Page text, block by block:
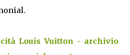
Louis Vuitton - archivio